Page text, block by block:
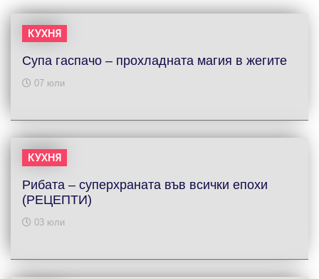
КУХНЯ
Супа гаспачо – прохладната магия в жегите
07 юли
КУХНЯ
Рибата – суперхраната във всички епохи
(РЕЦЕПТИ)
03 юли